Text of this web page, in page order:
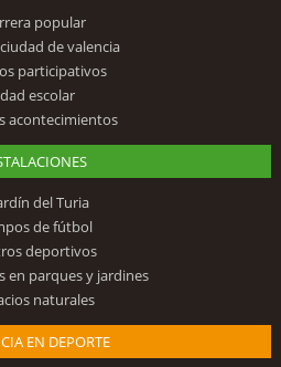
popular
de valencia
participativos
escolar
acontecimientos
del Turia
de fútbol
deportivos
en parques y jardines
naturales
EN DEPORTE